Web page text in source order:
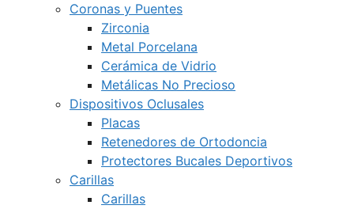
Coronas y Puentes
Zirconia
Metal Porcelana
Cerámica de Vidrio
Metálicas No Precioso
Dispositivos Oclusales
Placas
Retenedores de Ortodoncia
Protectores Bucales Deportivos
Carillas
Carillas